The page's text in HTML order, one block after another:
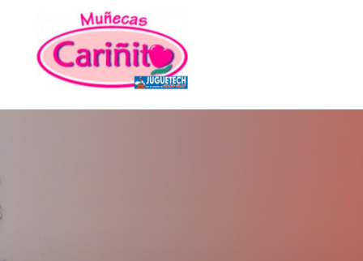
contenido